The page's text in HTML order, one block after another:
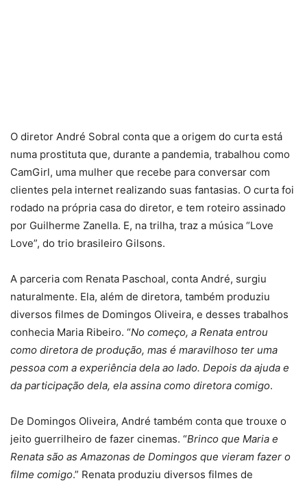
O diretor André Sobral conta que a origem do curta está
numa prostituta que, durante a pandemia, trabalhou como
CamGirl, uma mulher que recebe para conversar com
clientes pela internet realizando suas fantasias. O curta foi
rodado na própria casa do diretor, e tem roteiro assinado
por Guilherme Zanella. E, na trilha, traz a música “Love
Love”, do trio brasileiro Gilsons.
A parceria com Renata Paschoal, conta André, surgiu
naturalmente. Ela, além de diretora, também produziu
diversos filmes de Domingos Oliveira, e desses trabalhos
conhecia Maria Ribeiro. “No começo, a Renata entrou
como diretora de produção, mas é maravilhoso ter uma
pessoa com a experiência dela ao lado. Depois da ajuda e
da participação dela, ela assina como diretora comigo.
De Domingos Oliveira, André também conta que trouxe o
jeito guerrilheiro de fazer cinemas. “Brinco que Maria e
Renata são as Amazonas de Domingos que vieram fazer o
filme comigo.” Renata produziu diversos filmes de